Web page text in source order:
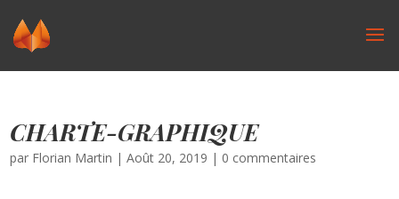
CHARTE-GRAPHIQUE
par Florian Martin |Août 20, 2019 | 0 commentaires